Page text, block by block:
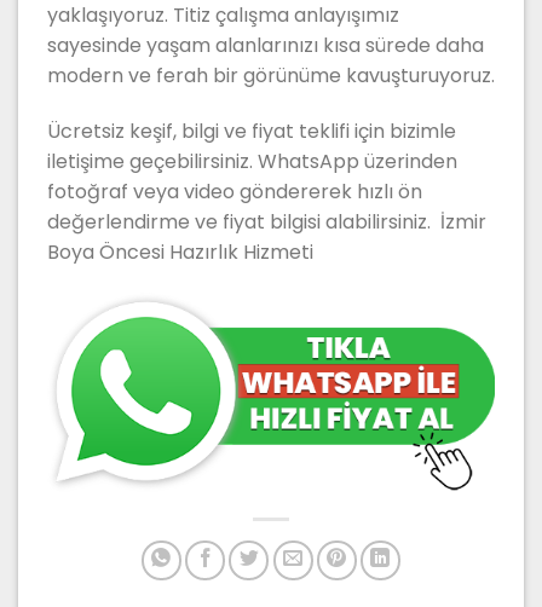
yaklaşıyoruz. Titiz çalışma anlayışımız
sayesinde yaşam alanlarınızı kısa sürede daha
modern ve ferah bir görünüme kavuşturuyoruz.
Ücretsiz keşif, bilgi ve fiyat teklifi için bizimle
iletişime geçebilirsiniz. WhatsApp üzerinden
fotoğraf veya video göndererek hızlı ön
değerlendirme ve fiyat bilgisi alabilirsiniz. İzmir
Boya Öncesi Hazırlık Hizmeti